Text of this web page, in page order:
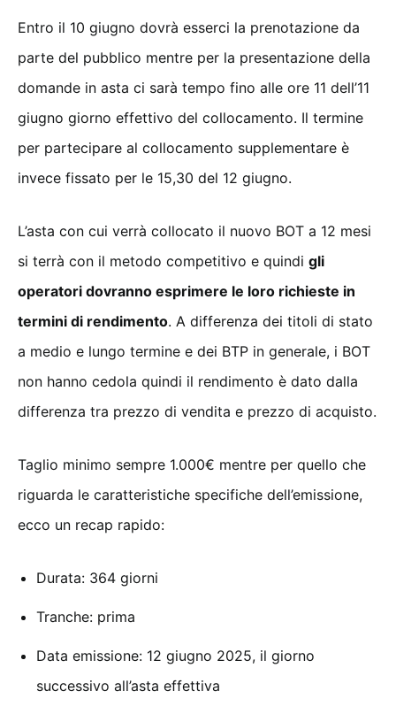
Entro il 10 giugno dovrà esserci la prenotazione da
parte del pubblico mentre per la presentazione della
domande in asta ci sarà tempo fino alle ore 11 dell’11
giugno giorno effettivo del collocamento. Il termine
per partecipare al collocamento supplementare è
invece fissato per le 15,30 del 12 giugno.
L’asta con cui verrà collocato il nuovo BOT a 12 mesi
si terrà con il metodo competitivo e quindi gli
operatori dovranno esprimere le loro richieste in
termini di rendimento. A differenza dei titoli di stato
a medio e lungo termine e dei BTP in generale, i BOT
non hanno cedola quindi il rendimento è dato dalla
differenza tra prezzo di vendita e prezzo di acquisto.
Taglio minimo sempre 1.000€ mentre per quello che
riguarda le caratteristiche specifiche dell’emissione,
ecco un recap rapido:
Durata: 364 giorni
Tranche: prima
Data emissione: 12 giugno 2025, il giorno
successivo all’asta effettiva